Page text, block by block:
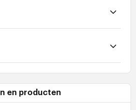
en producten